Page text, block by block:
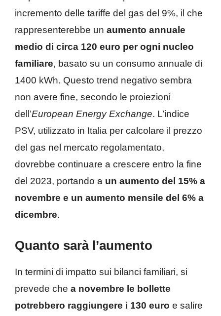
incremento delle tariffe del gas del 9%, il che
rappresenterebbe un aumento annuale
medio di circa 120 euro per ogni nucleo
familiare, basato su un consumo annuale di
1400 kWh. Questo trend negativo sembra
non avere fine, secondo le proiezioni
dell’European Energy Exchange. L’indice
PSV, utilizzato in Italia per calcolare il prezzo
del gas nel mercato regolamentato,
dovrebbe continuare a crescere entro la fine
del 2023, portando a un aumento del 15% a
novembre e un aumento mensile del 6% a
dicembre.
Quanto sarà l’aumento
In termini di impatto sui bilanci familiari, si
prevede che a novembre le bollette
potrebbero raggiungere i 130 euro e salire